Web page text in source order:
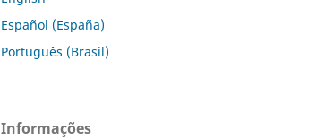
Español (España)
Português (Brasil)
Informações